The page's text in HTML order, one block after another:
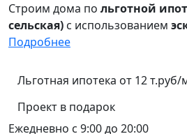
Строим дома по льготной
сельская) с использованием
Подробнее
Льготная ипотека от 12 т.руб/
Проект в подарок
Ежедневно с 9:00 до 20:00